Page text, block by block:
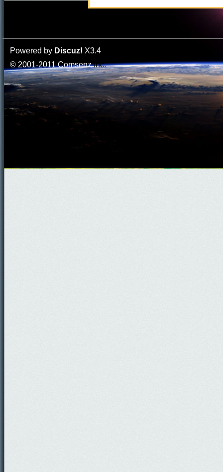
Powered by Discuz! X3.4
© 2001-2011ComsenzInc.